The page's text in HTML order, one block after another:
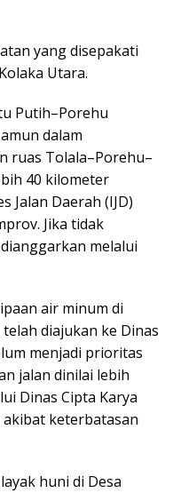
yang disepakati
Utara.
Putih–Porehu
dalam
ruas Tolala–Porehu–
40 kilometer
Jalan Daerah (IJD)
Jika tidak
melalui
air minum di
diajukan ke Dinas
menjadi prioritas
jalan dinilai lebih
Dinas Cipta Karya
keterbatasan
huni di Desa